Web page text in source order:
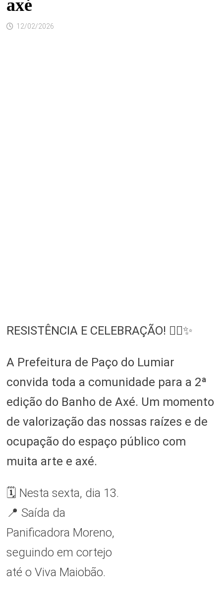
axé
12/02/2026
RESISTÊNCIA E CELEBRAÇÃO! ✊🏾✨
A Prefeitura de Paço do Lumiar
convida toda a comunidade para a 2ª
edição do Banho de Axé. Um momento
de valorização das nossas raízes e de
ocupação do espaço público com
muita arte e axé.
🗓️ Nesta sexta, dia 13.
📍 Saída da
Panificadora Moreno,
seguindo em cortejo
até o Viva Maiobão.